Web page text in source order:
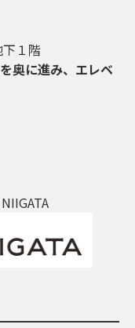
１階
奥に進み、エレベ